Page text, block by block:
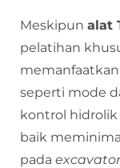
Meskipun alat
pelatihan
seperti mode
kontrol hidrolik
baik
pada